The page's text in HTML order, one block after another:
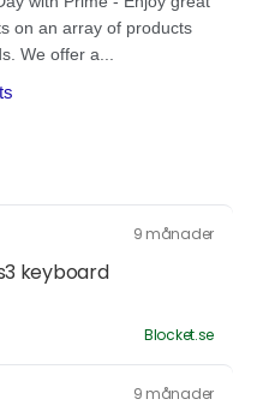
9 månader
keyboard
Blocket.se
9 månader